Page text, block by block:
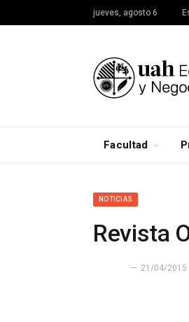
jueves, agosto 6
Facultad
NOTICIAS
Revista
21/04/2015